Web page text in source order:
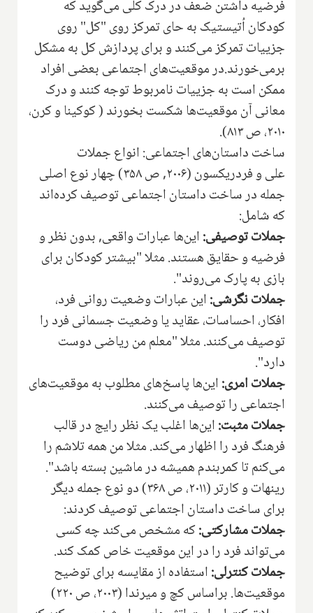
فرضیه داشتن ضعف در درک کلی می‌گوید که
کودکان اُتیستیک به حای تمرکز روی "کل" روی
جزییات تمرکز می‌کنند و برای پردازش کل به مشکل
بر‌می‌خورند.در موقعیت‌های اجتماعی بعضی افراد
ممکن است به جزییات نامربوط توجه کنند و درک
معانی آن موقعیت‌ها شکست بخورند ( کوکینا و کرن،
۲۰۱۰، ص ۸۱۳).
ساخت داستان‌های اجتماعی: انواع جملات
علی و فردریکسون (۲۰۰۶, ص ۳۵۸) چهار نوع اصلی
جمله در ساخت داستان اجتماعی توصیف کرده‌اند
که شامل:
جملات توصیفی:این‌ها عبارات واقعی, بدون نظر و
فرضیه و حقایق هستند. مثلا "بیشتر کودکان برای
بازی به پارک می‌روند".
جملات نگرشی:این عبارات وضعیت روانی فرد،
افکار، احساسات، عقاید یا وضعیت جسمانی فرد را
توصیف می‌کنند. مثلا "معلم من ریاضی دوست
دارد".
جملات امری:این‌ها پاسخ‌های مطلوب به موقعیت‌های
اجتماعی را توصیف می‌کنند.
جملات مثبت:این‌ها اغلب یک نظر رایج در قالب
فرهنگ فرد را اظهار می‌کند. مثلا من همه تلاشم را
می‌کنم تا کمربندم همیشه در ماشین بسته باشد".
رینهات و کارتر (۲۰۱۱، ص ۳۶۸) دو نوع جمله دیگر
برای ساخت داستان اجتماعی توصیف کردند:
جملات مشارکتی:که مشخص می‌کند چه کسی
می‌تواند فرد را در این موقعیت خاص کمک کند.
جملات کنترلی:استفاده از مقایسه برای توضیح
موقعیت‌ها. براساس کچ و میرندا (۲۰۰۳، ص ۲۲۰)